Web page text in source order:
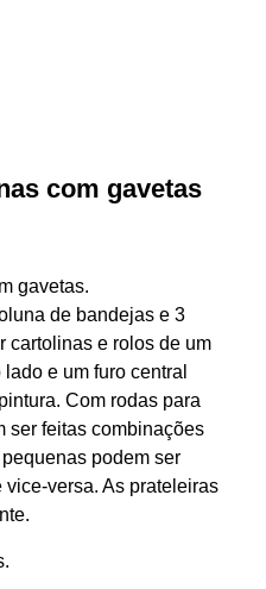
com gavetas
gavetas.
de bandejas e 3
cartolinas e rolos de um
e um furo central
Com rodas para
ser feitas combinações
podem ser
versa. As prateleiras